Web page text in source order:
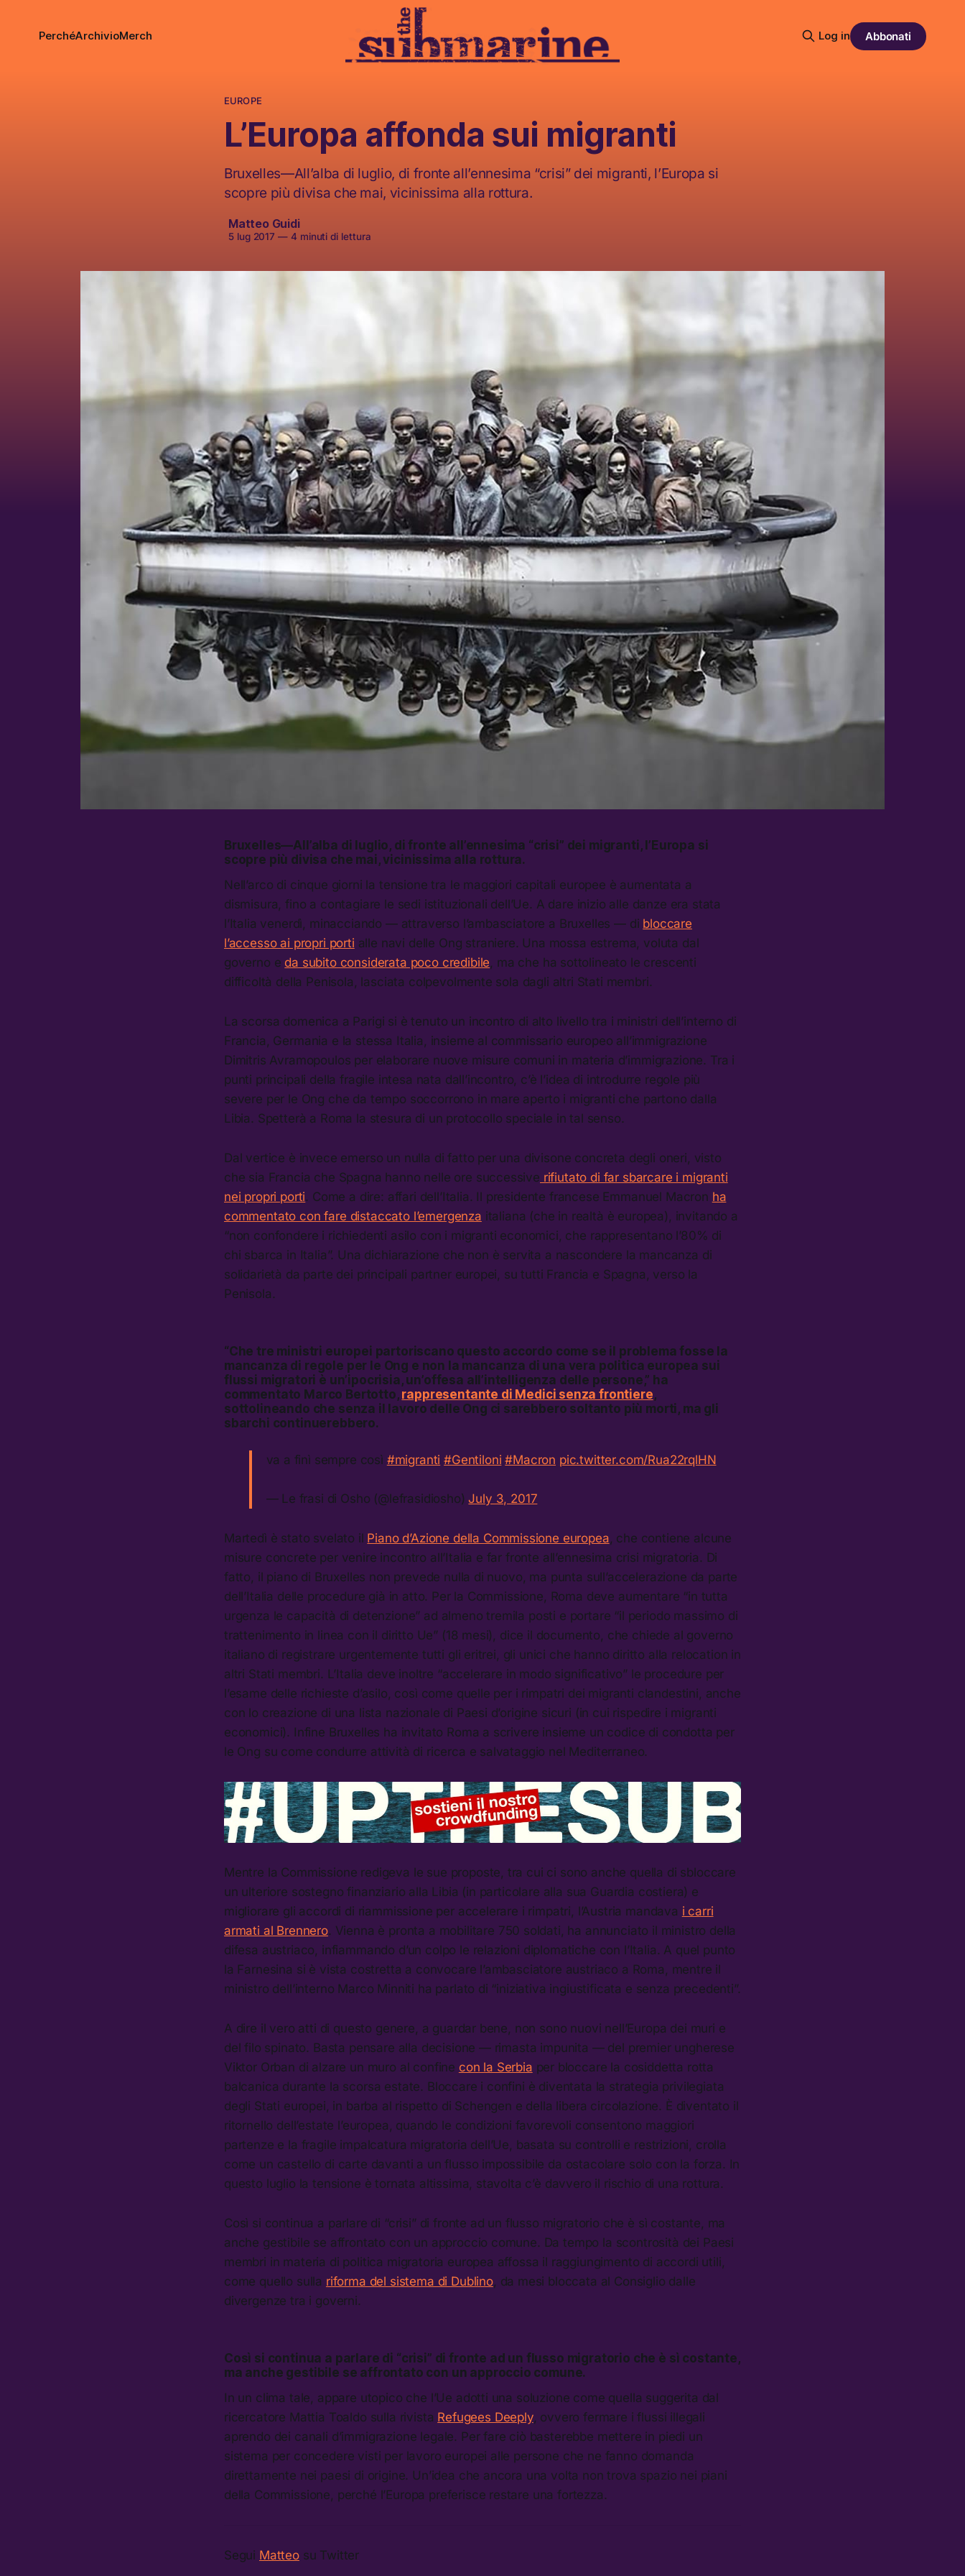
PerchéArchivioMerch Log in Abbonati
EUROPE
L’Europa affonda sui migranti
Bruxelles—All’alba di luglio, di fronte all’ennesima “crisi” dei migranti, l’Europa si
scopre più divisa che mai, vicinissima alla rottura.
Matteo Guidi
5 lug 2017 — 4 minuti di lettura
Bruxelles—All’alba di luglio, di fronte all’ennesima “crisi” dei migranti, l’Europa si
scopre più divisa che mai, vicinissima alla rottura.
Nell’arco di cinque giorni la tensione tra le maggiori capitali europee è aumentata a
dismisura, fino a contagiare le sedi istituzionali dell’Ue. A dare inizio alle danze era stata
l’Italia venerdì, minacciando — attraverso l’ambasciatore a Bruxelles — di bloccare
l’accesso ai propri porti alle navi delle Ong straniere. Una mossa estrema, voluta dal
governo e da subito considerata poco credibile, ma che ha sottolineato le crescenti
difficoltà della Penisola, lasciata colpevolmente sola dagli altri Stati membri.
La scorsa domenica a Parigi si è tenuto un incontro di alto livello tra i ministri dell’interno di
Francia, Germania e la stessa Italia, insieme al commissario europeo all’immigrazione
Dimitris Avramopoulos per elaborare nuove misure comuni in materia d’immigrazione. Tra i
punti principali della fragile intesa nata dall’incontro, c’è l’idea di introdurre regole più
severe per le Ong che da tempo soccorrono in mare aperto i migranti che partono dalla
Libia. Spetterà a Roma la stesura di un protocollo speciale in tal senso.
Dal vertice è invece emerso un nulla di fatto per una divisone concreta degli oneri, visto
che sia Francia che Spagna hanno nelle ore successive rifiutato di far sbarcare i migranti
nei propri porti. Come a dire: affari dell’Italia. Il presidente francese Emmanuel Macron ha
commentato con fare distaccato l’emergenza italiana (che in realtà è europea), invitando a
“non confondere i richiedenti asilo con i migranti economici, che rappresentano l’80% di
chi sbarca in Italia”. Una dichiarazione che non è servita a nascondere la mancanza di
solidarietà da parte dei principali partner europei, su tutti Francia e Spagna, verso la
Penisola.
“Che tre ministri europei partoriscano questo accordo come se il problema fosse la
mancanza di regole per le Ong e non la mancanza di una vera politica europea sui
flussi migratori è un’ipocrisia, un’offesa all’intelligenza delle persone,” ha
commentato Marco Bertotto, rappresentante di Medici senza frontiere,
sottolineando che senza il lavoro delle Ong ci sarebbero soltanto più morti, ma gli
sbarchi continuerebbero.
va a finì sempre così #migranti #Gentiloni #Macron pic.twitter.com/Rua22rqlHN
— Le frasi di Osho (@lefrasidiosho)July 3, 2017
Martedì è stato svelato il Piano d’Azione della Commissione europea, che contiene alcune
misure concrete per venire incontro all’Italia e far fronte all’ennesima crisi migratoria. Di
fatto, il piano di Bruxelles non prevede nulla di nuovo, ma punta sull’accelerazione da parte
dell’Italia delle procedure già in atto. Per la Commissione, Roma deve aumentare “in tutta
urgenza le capacità di detenzione” ad almeno tremila posti e portare “il periodo massimo di
trattenimento in linea con il diritto Ue” (18 mesi), dice il documento, che chiede al governo
italiano di registrare urgentemente tutti gli eritrei, gli unici che hanno diritto alla relocation in
altri Stati membri. L’Italia deve inoltre “accelerare in modo significativo” le procedure per
l’esame delle richieste d’asilo, così come quelle per i rimpatri dei migranti clandestini, anche
con lo creazione di una lista nazionale di Paesi d’origine sicuri (in cui rispedire i migranti
economici). Infine Bruxelles ha invitato Roma a scrivere insieme un codice di condotta per
le Ong su come condurre attività di ricerca e salvataggio nel Mediterraneo.
Mentre la Commissione redigeva le sue proposte, tra cui ci sono anche quella di sbloccare
un ulteriore sostegno finanziario alla Libia (in particolare alla sua Guardia costiera) e
migliorare gli accordi di riammissione per accelerare i rimpatri, l’Austria mandava i carri
armati al Brennero. Vienna è pronta a mobilitare 750 soldati, ha annunciato il ministro della
difesa austriaco, infiammando d’un colpo le relazioni diplomatiche con l’Italia. A quel punto
la Farnesina si è vista costretta a convocare l’ambasciatore austriaco a Roma, mentre il
ministro dell’interno Marco Minniti ha parlato di “iniziativa ingiustificata e senza precedenti”.
A dire il vero atti di questo genere, a guardar bene, non sono nuovi nell’Europa dei muri e
del filo spinato. Basta pensare alla decisione — rimasta impunita — del premier ungherese
Viktor Orban di alzare un muro al confine con la Serbia per bloccare la cosiddetta rotta
balcanica durante la scorsa estate. Bloccare i confini è diventata la strategia privilegiata
degli Stati europei, in barba al rispetto di Schengen e della libera circolazione. È diventato il
ritornello dell’estate l’europea, quando le condizioni favorevoli consentono maggiori
partenze e la fragile impalcatura migratoria dell’Ue, basata su controlli e restrizioni, crolla
come un castello di carte davanti a un flusso impossibile da ostacolare solo con la forza. In
questo luglio la tensione è tornata altissima, stavolta c’è davvero il rischio di una rottura.
Così si continua a parlare di “crisi” di fronte ad un flusso migratorio che è sì costante, ma
anche gestibile se affrontato con un approccio comune. Da tempo la scontrosità dei Paesi
membri in materia di politica migratoria europea affossa il raggiungimento di accordi utili,
come quello sulla riforma del sistema di Dublino, da mesi bloccata al Consiglio dalle
divergenze tra i governi.
Così si continua a parlare di “crisi” di fronte ad un flusso migratorio che è sì costante,
ma anche gestibile se affrontato con un approccio comune.
In un clima tale, appare utopico che l’Ue adotti una soluzione come quella suggerita dal
ricercatore Mattia Toaldo sulla rivista Refugees Deeply, ovvero fermare i flussi illegali
aprendo dei canali d’immigrazione legale. Per fare ciò basterebbe mettere in piedi un
sistema per concedere visti per lavoro europei alle persone che ne fanno domanda
direttamente nei paesi di origine. Un’idea che ancora una volta non trova spazio nei piani
della Commissione, perché l’Europa preferisce restare una fortezza.
Segui Matteosu Twitter